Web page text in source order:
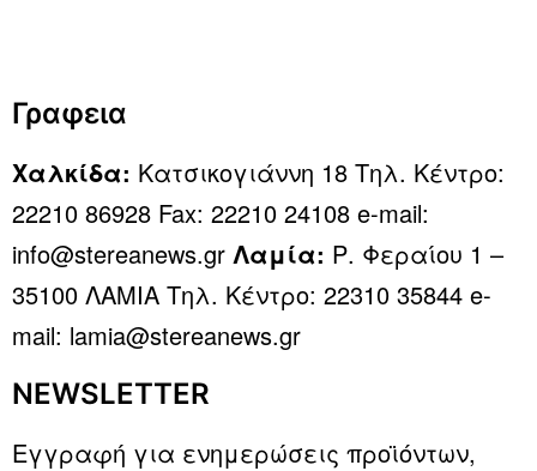
Γραφεια
Χαλκίδα: Κατσικογιάννη 18 Τηλ. Κέντρο:
22210 86928 Fax: 22210 24108 e-mail:
info@stereanews.gr Λαμία: Ρ. Φεραίου 1 –
35100 ΛΑΜΙΑ Τηλ. Κέντρο: 22310 35844 e-
mail: lamia@stereanews.gr
NEWSLETTER
Εγγραφή για ενημερώσεις προϊόντων,